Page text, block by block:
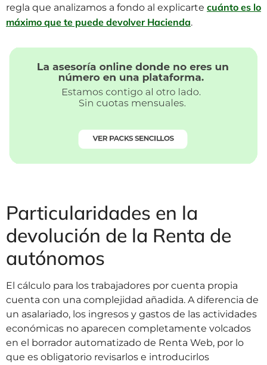
regla que analizamos a fondo al explicarte cuánto es lo
máximo que te puede devolver Hacienda.
Particularidades en la
devolución de la Renta de
autónomos
El cálculo para los trabajadores por cuenta propia
cuenta con una complejidad añadida. A diferencia de
un asalariado, los ingresos y gastos de las actividades
económicas no aparecen completamente volcados
en el borrador automatizado de Renta Web, por lo
que es obligatorio revisarlos e introducirlos